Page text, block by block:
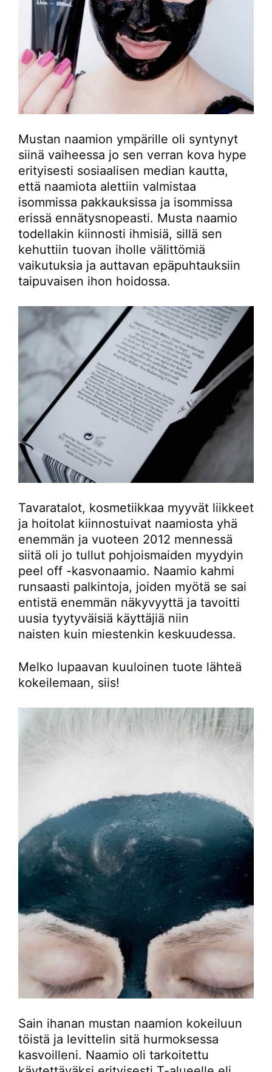
Mustan naamion ympärille oli syntynyt
siinä vaiheessa jo sen verran kova hype
erityisesti sosiaalisen median kautta,
että naamiota alettiin valmistaa
isommissa pakkauksissa ja isommissa
erissä ennätysnopeasti. Musta naamio
todellakin kiinnosti ihmisiä, sillä sen
kehuttiin tuovan iholle välittömiä
vaikutuksia ja auttavan epäpuhtauksiin
taipuvaisen ihon hoidossa.
Tavaratalot, kosmetiikkaa myyvät liikkeet
ja hoitolat kiinnostuivat naamiosta yhä
enemmän ja vuoteen 2012 mennessä
siitä oli jo tullut pohjoismaiden myydyin
peel off -kasvonaamio. Naamio kahmi
runsaasti palkintoja, joiden myötä se sai
entistä enemmän näkyvyyttä ja tavoitti
uusia tyytyväisiä käyttäjiä niin
naisten kuin miestenkin keskuudessa.
Melko lupaavan kuuloinen tuote lähteä
kokeilemaan, siis!
Sain ihanan mustan naamion kokeiluun
töistä ja levittelin sitä hurmoksessa
kasvoilleni. Naamio oli tarkoitettu